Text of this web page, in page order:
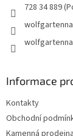
728 34 889
Informace
Kontakty
Obchodní
Kamenná prodejna